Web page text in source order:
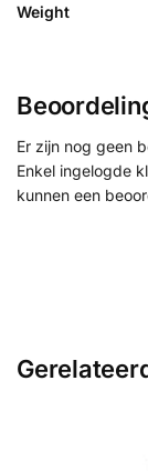
Weight
Er zijn nog geen
Enkel ingelogde
kunnen een